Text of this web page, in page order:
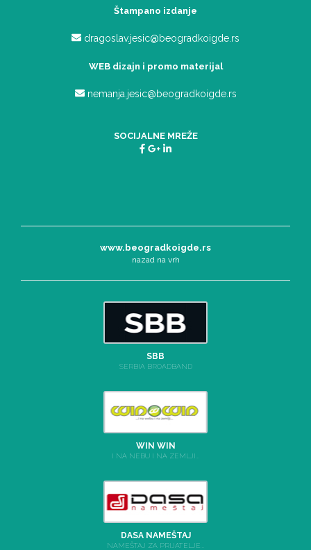
Štampano izdanje
dragoslav.jesic@beogradkoigde.rs
WEB dizajn i promo materijal
nemanja.jesic@beogradkoigde.rs
SOCIJALNE MREŽE
www.beogradkoigde.rs
nazad na vrh
SBB
SERBIA BROADBAND
WIN WIN
I NA NEBU I NA ZEMLJI...
DASA NAMEŠTAJ
NAMEŠTAJ ZA PRIJATELJE...